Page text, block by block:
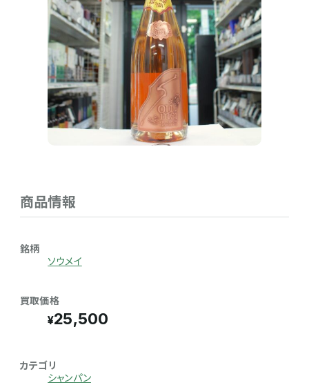
商品情報
銘柄
ソウメイ
買取価格
25,500
カテゴリ
シャンパン